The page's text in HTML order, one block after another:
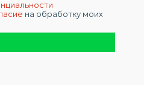
на обработку моих